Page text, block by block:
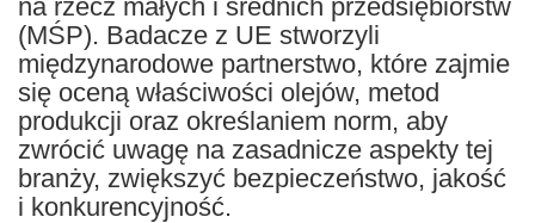
na rzecz małych i średnich przedsiębiorstw
(MŚP). Badacze z UE stworzyli
międzynarodowe partnerstwo, które zajmie
się oceną właściwości olejów, metod
produkcji oraz określaniem norm, aby
zwrócić uwagę na zasadnicze aspekty tej
branży, zwiększyć bezpieczeństwo, jakość
i konkurencyjność.